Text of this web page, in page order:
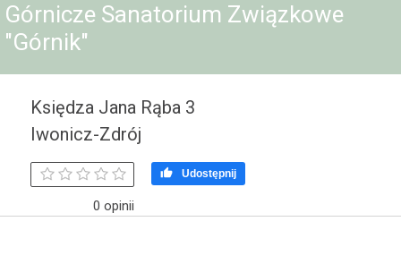
Górnicze Sanatorium Związkowe
"Górnik"
Księdza Jana Rąba 3
Iwonicz-Zdrój
0 opinii
 Udostępnij